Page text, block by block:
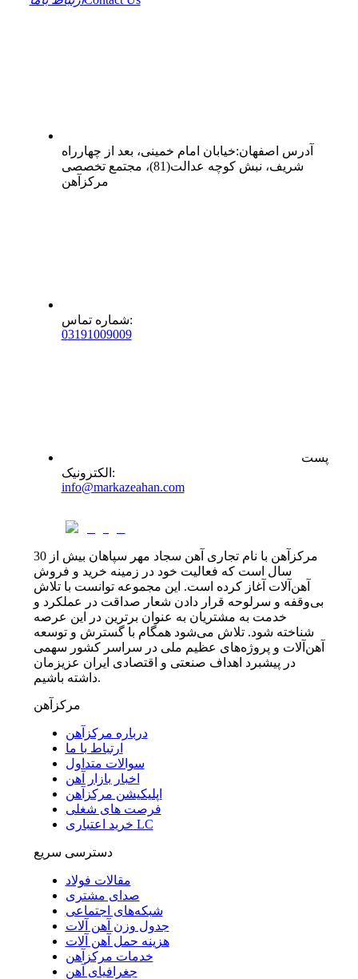
آدرس اصفهان:خیابان امام خمینی، بعد از چهارراه
شریف، نبش کوچه عدالت(81)، مجتمع تخصصی
مرکزآهن
شماره تماس:
03191009009
پست
الکترونیک :
info@markazeahan.com
مرکزآهن با نام تجاری آهن سجاد مهر سپاهان بیش از 30
سال است که فعالیت خود در زمینه خرید و فروش
آهن‌آلات آغاز کرده است. این مجموعه توانست با تلاش
بی‌وقفه و سرلوحه قرار دادن شعار صداقت در عملکرد و
خدمت به مشتریان به عنوان برترین در این عرصه
شناخته شود. تلاش می‌شود همگام با گسترش و توسعه
آهن‌آلات و پروژه‌های عظیم ملی در سراسر کشور سهمی
در پیشبرد اهداف صنعتی و اقتصادی ایران عزیزمان
داشته باشیم.
مرکزآهن
درباره مرکزآهن
ارتباط با ما
سوالات متداول
اخبار بازار آهن
اپلیکیشن مرکزآهن
فرصت های شغلی
خرید اعتباری LC
دسترسی سریع
مقالات فولاد
صدای مشتری
شبکه‌های اجتماعی
جدول وزن آهن آلات
هزینه حمل آهن آلات
خدمات مرکزآهن
جغرافیای آهن